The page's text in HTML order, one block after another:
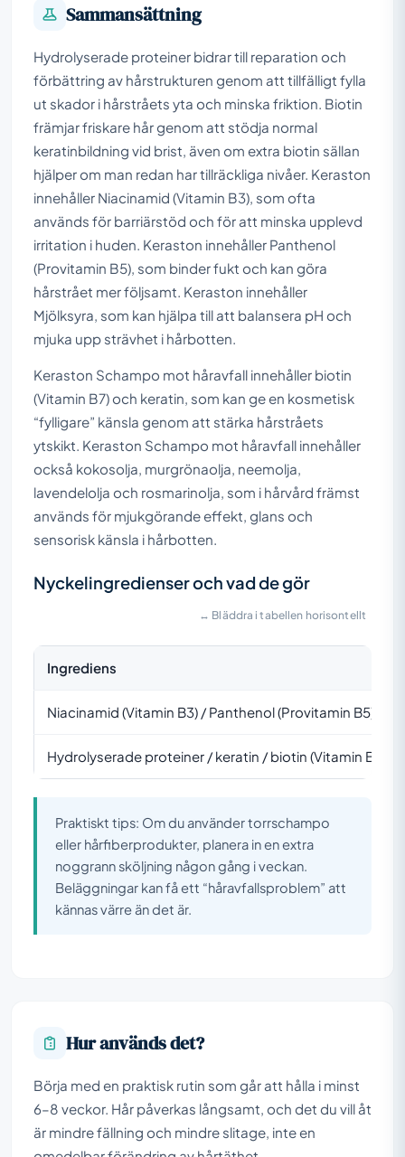
Sammansättning
Hydrolyserade proteiner bidrar till reparation och
förbättring av hårstrukturen genom att tillfälligt fylla
ut skador i hårstråets yta och minska friktion. Biotin
främjar friskare hår genom att stödja normal
keratinbildning vid brist, även om extra biotin sällan
hjälper om man redan har tillräckliga nivåer. Keraston
innehåller Niacinamid (Vitamin B3), som ofta
används för barriärstöd och för att minska upplevd
irritation i huden. Keraston innehåller Panthenol
(Provitamin B5), som binder fukt och kan göra
hårstrået mer följsamt. Keraston innehåller
Mjölksyra, som kan hjälpa till att balansera pH och
mjuka upp strävhet i hårbotten.
Keraston Schampo mot håravfall innehåller biotin
(Vitamin B7) och keratin, som kan ge en kosmetisk
“fylligare” känsla genom att stärka hårstråets
ytskikt. Keraston Schampo mot håravfall innehåller
också kokosolja, murgrönaolja, neemolja,
lavendelolja och rosmarinolja, som i hårvård främst
används för mjukgörande effekt, glans och
sensorisk känsla i hårbotten.
Nyckelingredienser och vad de gör
↔ Bläddra i tabellen horisontellt
Ingrediens
Niacinamid (Vitamin B3) / Panthenol (Provitamin B5)
Hydrolyserade proteiner / keratin / biotin (Vitamin B7)
Praktiskt tips: Om du använder torrschampo
eller hårfiberprodukter, planera in en extra
noggrann sköljning någon gång i veckan.
Beläggningar kan få ett “håravfallsproblem” att
kännas värre än det är.
Hur används det?
Börja med en praktisk rutin som går att hålla i minst
6–8 veckor. Hår påverkas långsamt, och det du vill åt
är mindre fällning och mindre slitage, inte en